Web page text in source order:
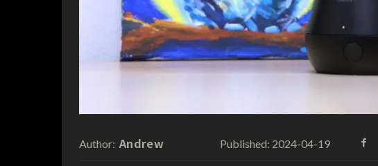
Author: Andrew Published: 2024-04-19